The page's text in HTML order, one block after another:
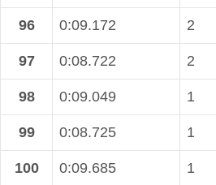
96 0:09.172 2
97 0:08.722 2
98 0:09.049 1
99 0:08.725 1
100 0:09.685 1